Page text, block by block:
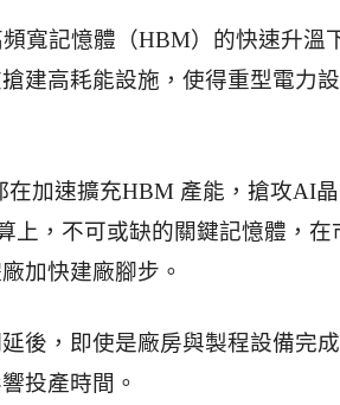
寬記憶體（HBM）的快速升溫
建高耗能設施，使得重型電力
加速擴充HBM 產能，搶攻AI晶
上，不可或缺的關鍵記憶體，在
加快建廠腳步。
後，即使是廠房與製程設備完成
投產時間。